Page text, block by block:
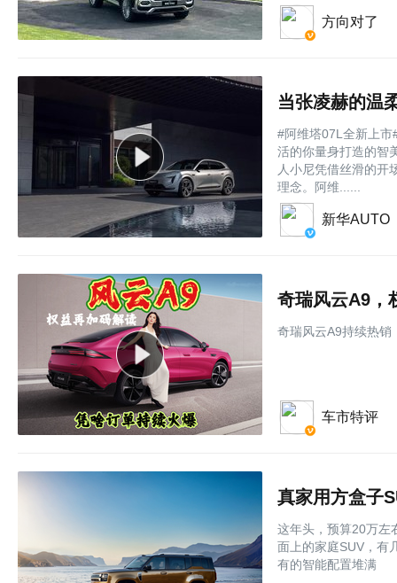
方向对了
当张凌赫的温
#阿维塔07L全新上
活的你量身打造的智
人小尼凭借‌丝滑的开
理念。阿维......
新华AUTO
奇瑞风云A9，
奇瑞风云A9持续热销
车市特评
这年头，预算20万左
面上的家庭SUV，有
有的智能配置堆满